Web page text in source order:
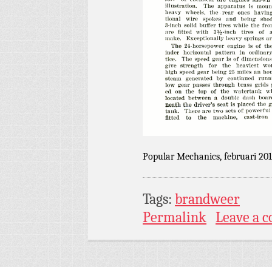
Popular Mechanics, februari
Tags: brandweer
Permalink Leave a